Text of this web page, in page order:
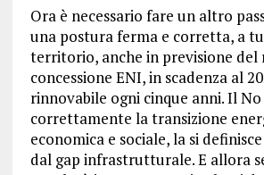
Ora è necessario fare un altro
una postura ferma e corretta, a
territorio, anche in previsione del
concessione ENI, in scadenza al
rinnovabile ogni cinque anni. Il
correttamente la transizione
economica e sociale, la si
dal gap infrastrutturale. E allora